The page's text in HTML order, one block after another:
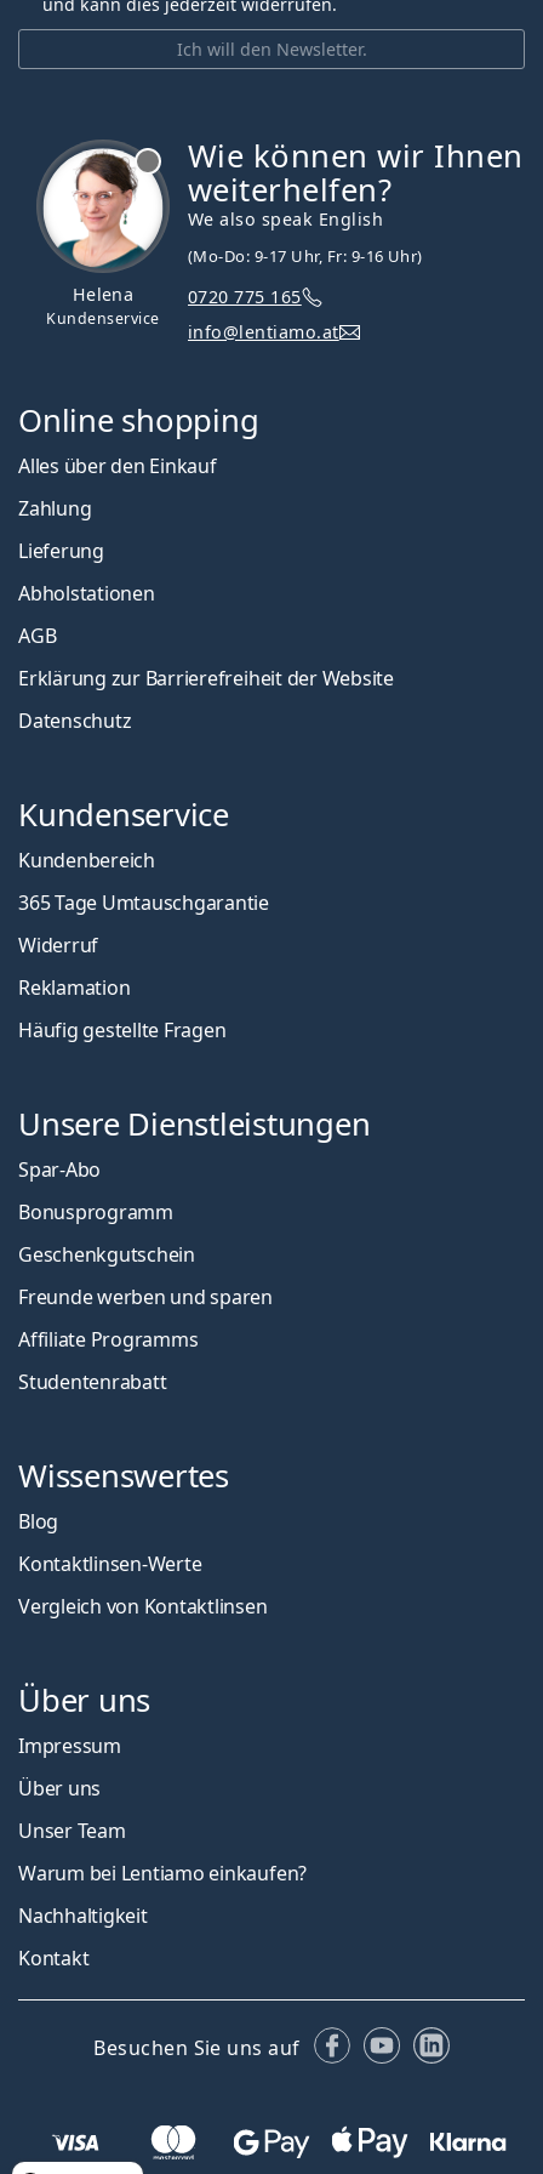
Ich will den Newsletter.
Helena
Kundenservice
Wie können wir Ihnen
weiterhelfen?
We also speak English
(Mo-Do: 9-17 Uhr, Fr: 9-16 Uhr)
0720 775 165
info@lentiamo.at
Online shopping
Alles über den Einkauf
Zahlung
Lieferung
Abholstationen
AGB
Erklärung zur Barrierefreiheit der Website
Datenschutz
Kundenservice
Kundenbereich
365 Tage Umtauschgarantie
Widerruf
Reklamation
Häufig gestellte Fragen
Unsere Dienstleistungen
Spar-Abo
Bonusprogramm
Geschenkgutschein
Freunde werben und sparen
Affiliate Programms
Studentenrabatt
Wissenswertes
Blog
Kontaktlinsen-Werte
Vergleich von Kontaktlinsen
Über uns
Impressum
Über uns
Unser Team
Warum bei Lentiamo einkaufen?
Nachhaltigkeit
Kontakt
Besuchen Sie uns auf Facebook
YouTubeLinkedIn